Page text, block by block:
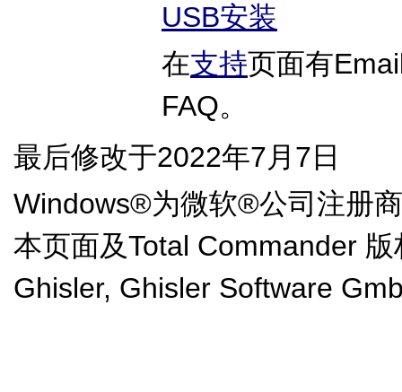
USB安装
在支持页面有
FAQ。
最后修改于2022年7月7日
Windows®为微软®公司注册
本页面及Total Commander
Ghisler, Ghisler Software